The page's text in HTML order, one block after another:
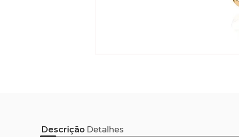
Descrição Detalhes